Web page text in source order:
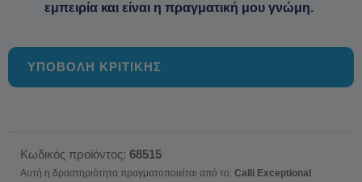
εμπειρία και είναι η πραγματική μου γνώμη.
ΥΠΟΒΟΛΗ ΚΡΙΤΙΚΗΣ
Κωδικός προϊόντος: 68515
Αυτή η δραστηριότητα πραγματοποιείται από το: Calli Exceptional